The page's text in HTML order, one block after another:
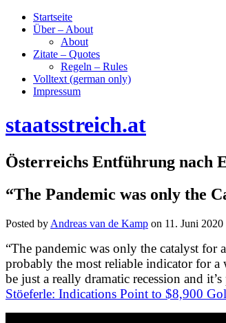
Startseite
Über – About
About
Zitate – Quotes
Regeln – Rules
Volltext (german only)
Impressum
staatsstreich.at
Österreichs Entführung nach
“The Pandemic was only the
Posted by Andreas van de Kamp on 11. Juni 2020
“The pandemic was only the catalyst for
probably the most reliable indicator for a
be just a really dramatic recession and
Stöeferle: Indications Point to $8,900